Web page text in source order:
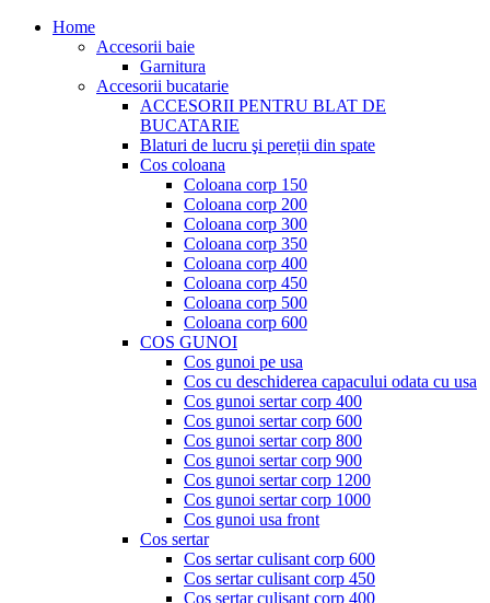
Home
Accesorii baie
Garnitura
Accesorii bucatarie
ACCESORII PENTRU BLAT DE
BUCATARIE
Blaturi de lucru şi pereții din spate
Cos coloana
Coloana corp 150
Coloana corp 200
Coloana corp 300
Coloana corp 350
Coloana corp 400
Coloana corp 450
Coloana corp 500
Coloana corp 600
COS GUNOI
Cos gunoi pe usa
Cos cu deschiderea capacului odata cu usa
Cos gunoi sertar corp 400
Cos gunoi sertar corp 600
Cos gunoi sertar corp 800
Cos gunoi sertar corp 900
Cos gunoi sertar corp 1200
Cos gunoi sertar corp 1000
Cos gunoi usa front
Cos sertar
Cos sertar culisant corp 600
Cos sertar culisant corp 450
Cos sertar culisant corp 400